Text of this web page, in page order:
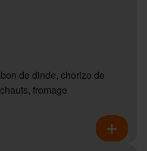
de dinde, chorizo de
fromage